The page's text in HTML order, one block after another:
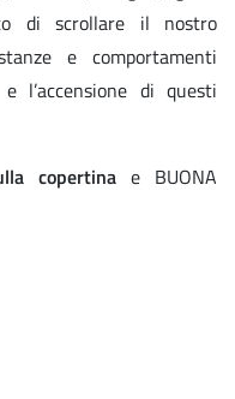
di scrollare il nostro
e comportamenti
l’accensione di questi
copertinae BUONA